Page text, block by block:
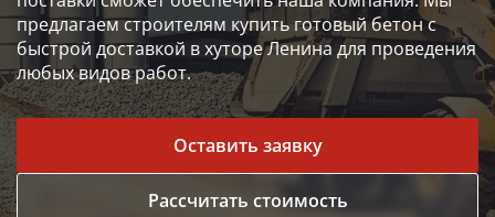
предлагаем строителям купить готовый бетон с
быстрой доставкой в хуторе Ленина для проведения
любых видов работ.
Оставить заявку
Рассчитать стоимость